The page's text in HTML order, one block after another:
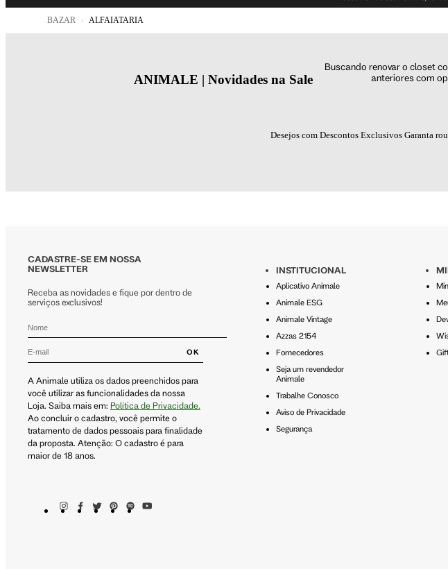
BAZAR ALFAIATARIA
ANIMALE | Novidades na Sale
Buscando renovar o closet
anteriores com
Desejos com Descontos Exclusivos Garanta
CADASTRE-SE EM NOSSA
NEWSLETTER
Receba as novidades e fique por dentro de
serviços exclusivos!
OK
A Animale utiliza os dados preenchidos para
você utilizar as funcionalidades da nossa
Loja. Saiba mais em: Política de Privacidade.
Ao concluir o cadastro, você permite o
tratamento de dados pessoais para finalidade
da proposta. Atenção: O cadastro é para
maior de 18 anos.
INSTITUCIONAL
Aplicativo Animale
Animale ESG
Animale Vintage
Azzas 2154
Fornecedores
Seja um revendedor
Animale
Trabalhe Conosco
Aviso de Privacidade
Segurança